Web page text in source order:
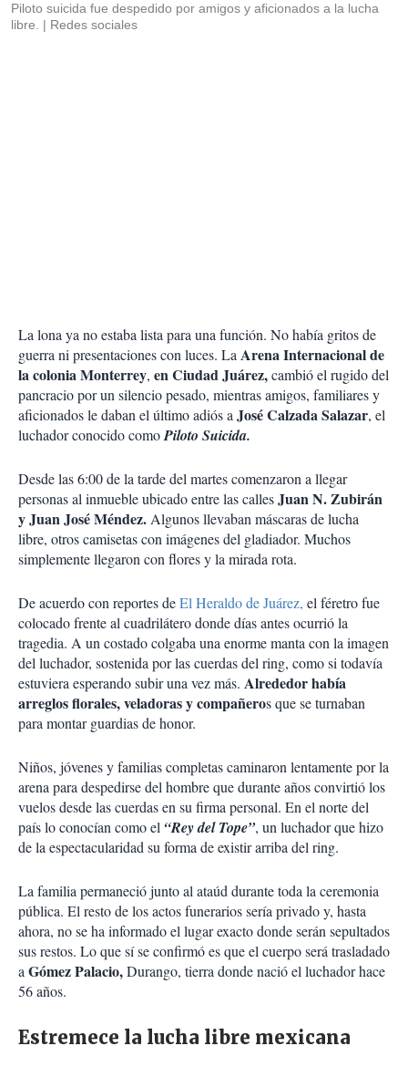
Piloto suicida fue despedido por amigos y aficionados a la lucha
libre.
Redes sociales
La lona ya no estaba lista para una función. No había gritos de
guerra ni presentaciones con luces. LaArena Internacional de
la colonia Monterrey, en Ciudad Juárez,cambió el rugido del
pancracio por un silencio pesado, mientras amigos, familiares y
aficionados le daban el último adiós aJosé Calzada Salazar, el
luchador conocido comoPiloto Suicida.
Desde las 6:00 de la tarde del martes comenzaron a llegar
personas al inmueble ubicado entre las callesJuan N. Zubirán
y Juan José Méndez.Algunos llevaban máscaras de lucha
libre, otros camisetas con imágenes del gladiador. Muchos
simplemente llegaron con flores y la mirada rota.
De acuerdo con reportes deEl Heraldo de Juárez, el féretro fue
colocado frente al cuadrilátero donde días antes ocurrió la
tragedia. A un costado colgaba una enorme manta con la imagen
del luchador, sostenida por las cuerdas del ring, como si todavía
estuviera esperando subir una vez más. Alrededor había
arreglos florales, veladoras y compañeros que se turnaban
para montar guardias de honor.
Niños, jóvenes y familias completas caminaron lentamente por la
arena para despedirse del hombre que durante años convirtió los
vuelos desde las cuerdas en su firma personal. En el norte del
país lo conocían como el “Rey del Tope”, un luchador que hizo
de la espectacularidad su forma de existir arriba del ring.
La familia permaneció junto al ataúd durante toda la ceremonia
pública. El resto de los actos funerarios sería privado y, hasta
ahora, no se ha informado el lugar exacto donde serán sepultados
sus restos. Lo que sí se confirmó es que el cuerpo será trasladado
aGómez Palacio,Durango, tierra donde nació el luchador hace
56 años.
Estremece la lucha libre mexicana